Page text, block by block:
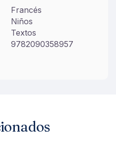
Francés
Niños
Textos
9782090358957